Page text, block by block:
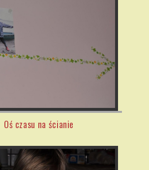
Oś czasu na ścianie